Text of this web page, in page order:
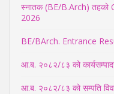
स्नातक (BE/B.Arch) तहको
2026
BE/BArch. Entrance
आ.ब. २०८२/८३ को
आ.ब. २०८२/८३ को सम्पति